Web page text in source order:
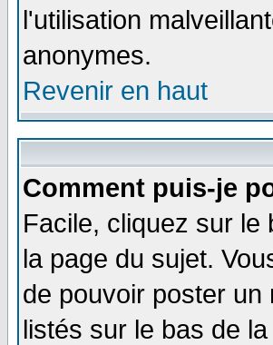
l'utilisation
anonymes.
Revenir en haut
Comment puis-je
Facile, cliquez sur le
la page du sujet.
de pouvoir poster
listés sur le bas de